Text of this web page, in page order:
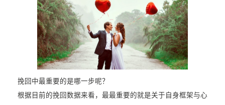
挽回中最重要的是哪一步呢？
根据目前的挽回数据来看，最最重要的就是关于自身框架与心